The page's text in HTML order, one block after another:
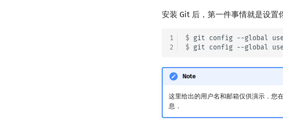
安装 Git 后，第一件事情就是设置
1
2
$ git config --global
$ git config --global
Note
这里给出的用户名和邮箱仅供演示．您
息．